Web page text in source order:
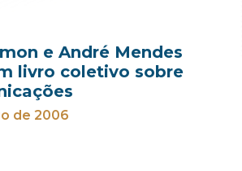
e André Mendes
livro coletivo sobre
de 2006